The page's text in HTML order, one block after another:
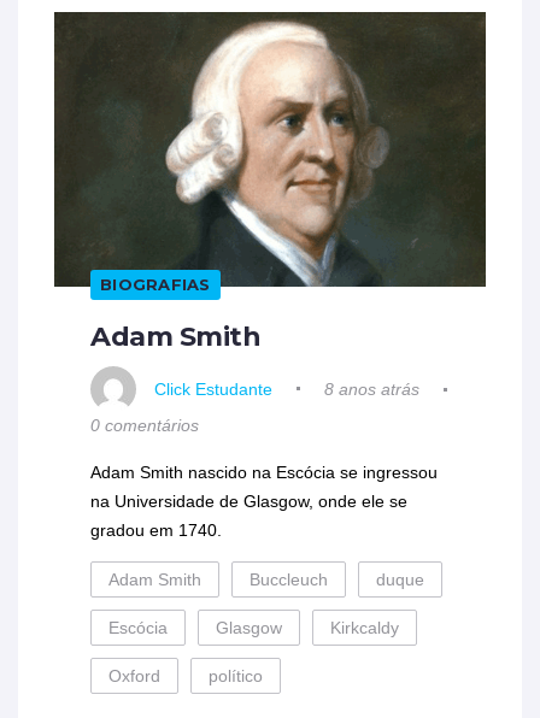
BIOGRAFIAS
Adam Smith
Click Estudante
8 anos atrás
0 comentários
Adam Smith nascido na Escócia se ingressou
na Universidade de Glasgow, onde ele se
gradou em 1740.
Adam Smith Buccleuch duque
Escócia Glasgow Kirkcaldy
Oxford político